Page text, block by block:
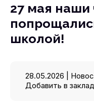
27 мая наши
школой!
28.05.2026 |
Добавить в